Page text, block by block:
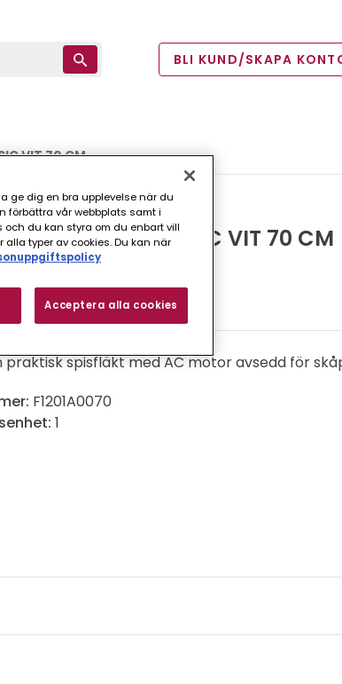
BLI KUND/SKAPA
VIT 70 CM
1201A AC CLASSIC VIT 70 CM
VARIANTER (3)
praktisk spisfläkt med AC motor avsedd för
F1201A0070
1
ge dig en bra upplevelse när du
förbättra vår webbplats samt i
du kan styra om du enbart vill
typer av cookies. Du kan när
Acceptera alla cookies